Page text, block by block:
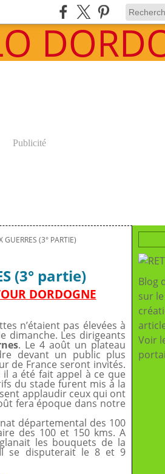
Publicité
GUERRES (3° PARTIE)
(3° partie)
DORDOGNE
n’étaient pas élevées à
dimanche. Les dirigeants
. Le 4 août un plateau
devant un public plus
de France seront invités.
il a été fait appel à ce que
du stade furent mis à la
applaudir ceux qui ont
fera époque dans notre
départemental des 100
des 100 et 150 kms. A
les bouquets de la
se disputerait le 8 et 9
Blog
sur
Voir